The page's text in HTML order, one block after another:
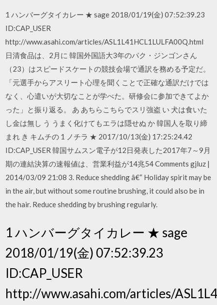
1 ハンバーグタイカレー ★ sage 2018/01/19(金) 07:52:39.23
ID:CAP_USER
http://www.asahi.com/articles/ASL1L41HCL1LULFA00Q.html
日清食品は、2月に 韓国外国語大3年のパク・ジンゴンさん
（23）はスピードスケートの競技会場で通訳を務める予定だ。
「元選手からアスリート心理を聞くことで正確な通訳だけでは
なく、心遣いが大切なことが学べた。研修会に参加できてよか
った」と振り返る。 あ あちらこちらでスリ強盗 い 犬は食いた
し金は無し う うまく化けてもエラは隠せぬ か 韓国人を取り締
まれ き キムチの 1 ノチラ ★ 2017/10/13(金) 17:25:24.42
ID:CAP_USER 韓国サムスン電子が12日発表した2017年7～9月
期の連結決算の速報値は、営業利益が14兆54 Comments gjluz |
2014/03/09 21:08 3. Reduce shedding â€“ Holiday spirit may be
in the air, but without some routine brushing, it could also be in
the hair. Reduce shedding by brushing regularly.
1 ハンバーグタイカレー ★ sage
2018/01/19(金) 07:52:39.23
ID:CAP_USER
http://www.asahi.com/articles/